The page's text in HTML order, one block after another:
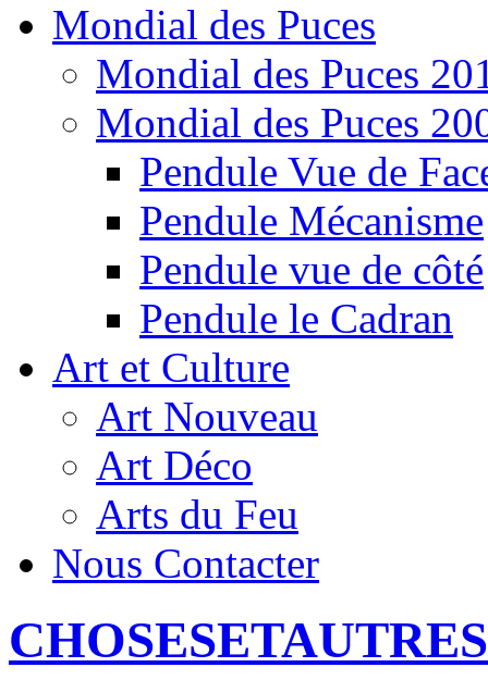
Mondial des Puces
Mondial des Puces
Mondial des Puces
Pendule Vue de
Pendule Mécanisme
Pendule vue de côté
Pendule le Cadran
Art et Culture
Art Nouveau
Art Déco
Arts du Feu
Nous Contacter